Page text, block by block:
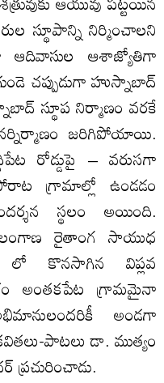
స్థూపాన్ని నిర్మించాలని
ఆదివాసుల ఆశాజ్యోతిగా
చప్పుడుగా హుస్నాబాద్‌
స్థూప నిర్మాణం వరకే
జరిగిపోయాయి.
రోడ్డుపై – వరుసగా
గ్రామాల్లో ఉండడం
స్థలం అయింది.
రైతాంగ సాయుధ
కొనసాగిన విప్లవ
అంతకపేట గ్రామమైనా
అండగా
పాటలు డా. ముత్యం